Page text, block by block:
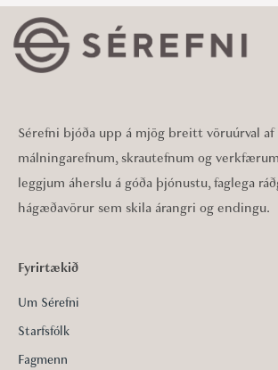
Sérefni bjóða upp á mjög breitt vöruúrval af
málningarefnum, skrautefnum og
leggjum áherslu á góða þjónustu, faglega
hágæðavörur sem skila árangri og endingu.
Fyrirtækið
Um Sérefni
Starfsfólk
Fagmenn